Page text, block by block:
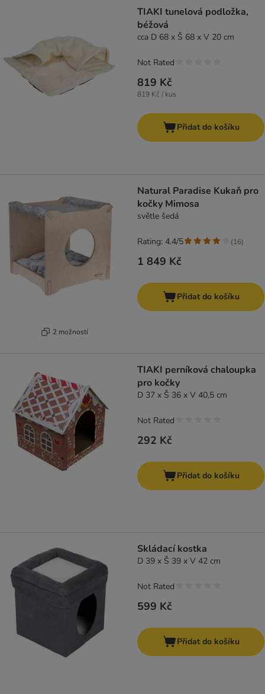
TIAKI tunelová podložka,
béžová
cca D 68 x Š 68 x V 20 cm
819 Kč
819 Kč / kus
Not Rated
Přidat do košíku
2 možností
Natural Paradise Kukaň pro
kočky Mimosa
světle šedá
1 849 Kč
Rating: 4.4/5 (16)
Přidat do košíku
TIAKI perníková chaloupka
pro kočky
D 37 x Š 36 x V 40,5 cm
292 Kč
Not Rated
Přidat do košíku
Skládací kostka
D 39 x Š 39 x V 42 cm
599 Kč
Not Rated
Přidat do košíku